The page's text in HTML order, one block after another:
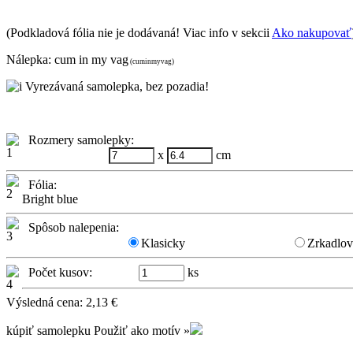
(Podkladová fólia nie je dodávaná! Viac info v sekcii Ako nakupovať
Nálepka: cum in my vag (cuminmyvag)
Vyrezávaná samolepka, bez pozadia!
Rozmery samolepky:
x
cm
Fólia:
Bright blue
Spôsob nalepenia:
Klasicky
Počet kusov: ks
Výsledná cena: 2,13 €
kúpiť samolepku Použiť ako motív »